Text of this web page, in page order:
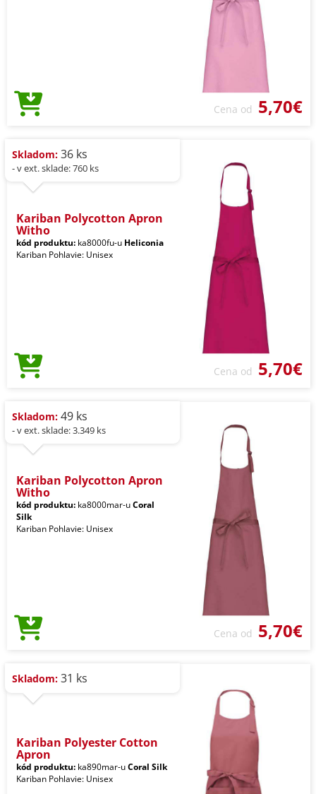
Cena od 5,70€
Skladom: 36 ks
- v ext. sklade: 760 ks
Kariban Polycotton Apron
Witho
kód produktu: ka8000fu-u Heliconia
Kariban Pohlavie: Unisex
Cena od 5,70€
Skladom: 49 ks
- v ext. sklade: 3.349 ks
Kariban Polycotton Apron
Witho
kód produktu: ka8000mar-uCoral
Silk
Kariban Pohlavie: Unisex
Cena od 5,70€
Skladom: 31 ks
Kariban Polyester Cotton
Apron
kód produktu: ka890mar-uCoral Silk
Kariban Pohlavie: Unisex